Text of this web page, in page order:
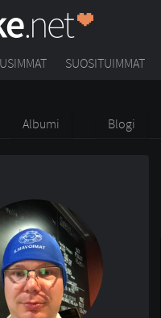
SUOSITUIMMAT
Albumi Blogi